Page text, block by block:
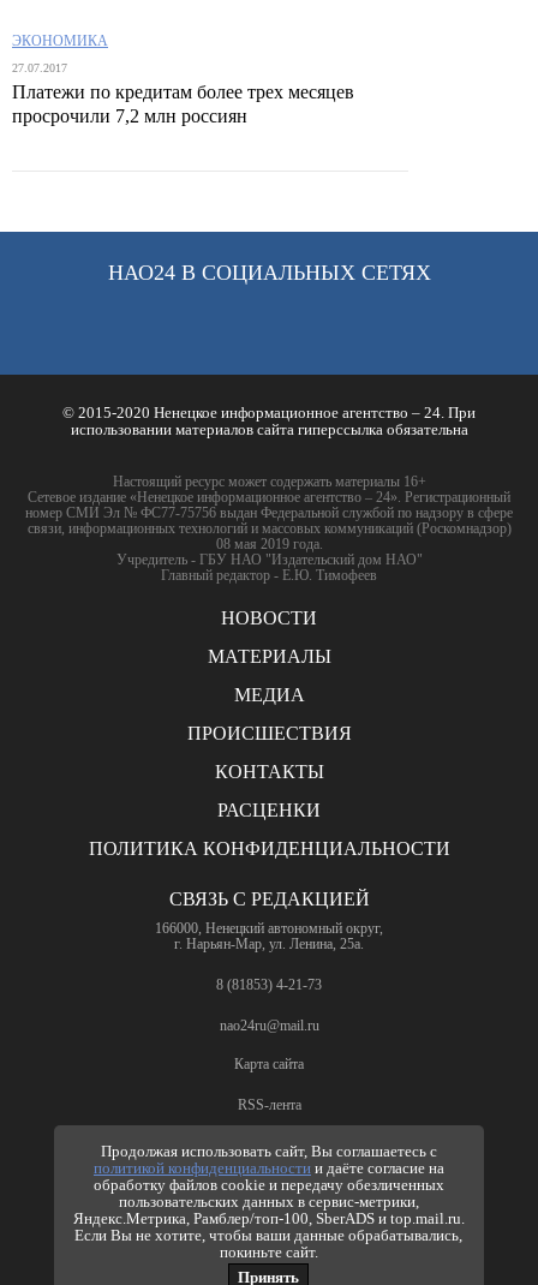
Продолжая использовать сайт, Вы соглашаетесь с
политикой конфиденциальностии даёте согласие на
обработку файлов cookie и передачу обезличенных
пользовательских данных в сервис-метрики,
Яндекс.Метрика, Рамблер/топ-100, SberADS и top.mail.ru.
Если Вы не хотите, чтобы ваши данные обрабатывались,
покиньте сайт.
Принять
ЭКОНОМИКА
27.07.2017
Платежи по кредитам более трех месяцев
просрочили 7,2 млн россиян
НАО24 В СОЦИАЛЬНЫХ СЕТЯХ
© 2015-2020 Ненецкое информационное агентство – 24. При
использовании материалов сайта гиперссылка обязательна
Настоящий ресурс может содержать материалы 16+
Сетевое издание «Ненецкое информационное агентство – 24». Регистрационный
номер СМИ Эл № ФС77-75756 выдан Федеральной службой по надзору в сфере
связи, информационных технологий и массовых коммуникаций (Роскомнадзор)
08 мая 2019 года.
Учредитель - ГБУ НАО "Издательский дом НАО"
Главный редактор - Е.Ю. Тимофеев
НОВОСТИ
МАТЕРИАЛЫ
МЕДИА
ПРОИСШЕСТВИЯ
КОНТАКТЫ
РАСЦЕНКИ
ПОЛИТИКА КОНФИДЕНЦИАЛЬНОСТИ
СВЯЗЬ С РЕДАКЦИЕЙ
166000, Ненецкий автономный округ,
г. Нарьян-Мар, ул. Ленина, 25а.
8 (81853) 4-21-73
nao24ru@mail.ru
Карта сайта
RSS-лента
ПО ВОПРОСАМ РЕКЛАМЫ
8 (81853) 4-63-61
nao24ru@mail.ru
info@nao24.ru